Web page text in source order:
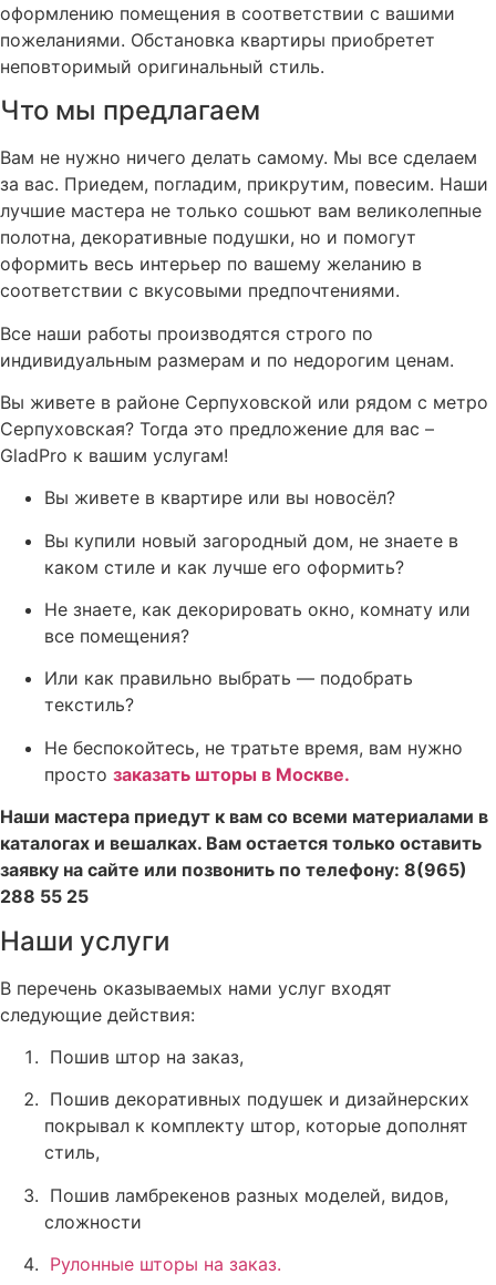
оформлению помещения в соответствии с вашими
пожеланиями. Обстановка квартиры приобретет
неповторимый оригинальный стиль.
Что мы предлагаем
Вам не нужно ничего делать самому. Мы все сделаем
за вас. Приедем, погладим, прикрутим, повесим. Наши
лучшие мастера не только сошьют вам великолепные
полотна, декоративные подушки, но и помогут
оформить весь интерьер по вашему желанию в
соответствии с вкусовыми предпочтениями.
Все наши работы производятся строго по
индивидуальным размерам и по недорогим ценам.
Вы живете в районе Серпуховской или рядом с метро
Серпуховская? Тогда это предложение для вас –
GladPro к вашим услугам!
Вы живете в квартире или вы новосёл?
Вы купили новый загородный дом, не знаете в
каком стиле и как лучше его оформить?
Не знаете, как декорировать окно, комнату или
все помещения?
Или как правильно выбрать — подобрать
текстиль?
Не беспокойтесь, не тратьте время, вам нужно
просто заказать шторы в Москве.
Наши мастера приедут к вам со всеми материалами в
каталогах и вешалках. Вам остается только оставить
заявку на сайте или позвонить по телефону: 8(965)
288 55 25
Наши услуги
В перечень оказываемых нами услуг входят
следующие действия:
Пошив штор на заказ,
Пошив декоративных подушек и дизайнерских
покрывал к комплекту штор, которые дополнят
стиль,
Пошив ламбрекенов разных моделей, видов,
сложности
Рулонные шторы на заказ.